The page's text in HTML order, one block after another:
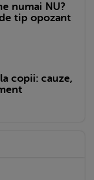
numai NU?
tip opozant
copii: cauze,